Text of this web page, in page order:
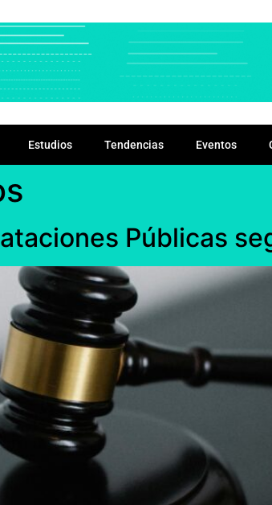
Estudios Tendencias Eventos
Públicas